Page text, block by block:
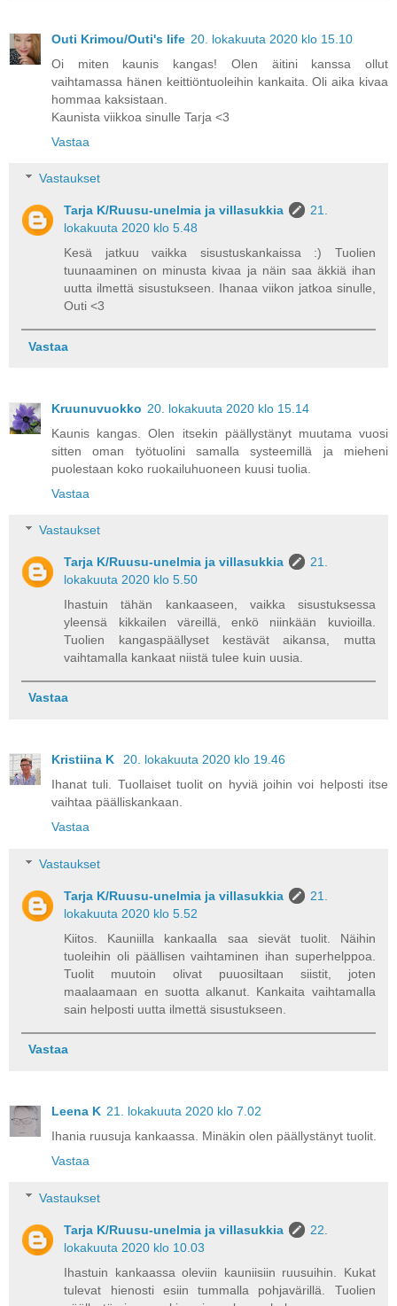
Outi Krimou/Outi's life 20. lokakuuta 2020 klo 15.10
Oi miten kaunis kangas! Olen äitini kanssa ollut
vaihtamassa hänen keittiöntuoleihin kankaita. Oli aika kivaa
hommaa kaksistaan.
Kaunista viikkoa sinulle Tarja <3
Vastaa
Vastaukset
Tarja K/Ruusu-unelmia ja villasukkia
21.
lokakuuta 2020 klo 5.48
Kesä jatkuu vaikka sisustuskankaissa :) Tuolien
tuunaaminen on minusta kivaa ja näin saa äkkiä ihan
uutta ilmettä sisustukseen. Ihanaa viikon jatkoa sinulle,
Outi <3
Vastaa
Kruunuvuokko 20. lokakuuta 2020 klo 15.14
Kaunis kangas. Olen itsekin päällystänyt muutama vuosi
sitten oman työtuolini samalla systeemillä ja mieheni
puolestaan koko ruokailuhuoneen kuusi tuolia.
Vastaa
Vastaukset
Tarja K/Ruusu-unelmia ja villasukkia
21.
lokakuuta 2020 klo 5.50
Ihastuin tähän kankaaseen, vaikka sisustuksessa
yleensä kikkailen väreillä, enkö niinkään kuvioilla.
Tuolien kangaspäällyset kestävät aikansa, mutta
vaihtamalla kankaat niistä tulee kuin uusia.
Vastaa
Kristiina K
20. lokakuuta 2020 klo 19.46
Ihanat tuli. Tuollaiset tuolit on hyviä joihin voi helposti itse
vaihtaa päälliskankaan.
Vastaa
Vastaukset
Tarja K/Ruusu-unelmia ja villasukkia
21.
lokakuuta 2020 klo 5.52
Kiitos. Kauniilla kankaalla saa sievät tuolit. Näihin
tuoleihin oli päällisen vaihtaminen ihan superhelppoa.
Tuolit muutoin olivat puuosiltaan siistit, joten
maalaamaan en suotta alkanut. Kankaita vaihtamalla
sain helposti uutta ilmettä sisustukseen.
Vastaa
Leena K 21. lokakuuta 2020 klo 7.02
Ihania ruusuja kankaassa. Minäkin olen päällystänyt tuolit.
Vastaa
Vastaukset
Tarja K/Ruusu-unelmia ja villasukkia
22.
lokakuuta 2020 klo 10.03
Ihastuin kankaassa oleviin kauniisiin ruusuihin. Kukat
tulevat hienosti esiin tummalla pohjavärillä. Tuolien